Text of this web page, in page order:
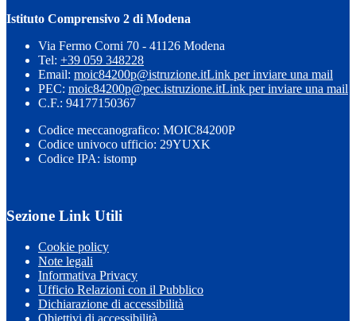
Istituto Comprensivo 2 di Modena
Via Fermo Corni 70 - 41126 Modena
Tel: +39 059 348228
Email: moic84200p@istruzione.itLink per inviare una mail
PEC: moic84200p@pec.istruzione.itLink per inviare una mail
C.F.: 94177150367
Codice meccanografico: MOIC84200P
Codice univoco ufficio: 29YUXK
Codice IPA: istomp
Sezione Link Utili
Cookie policy
Note legali
Informativa Privacy
Ufficio Relazioni con il Pubblico
Dichiarazione di accessibilità
Obiettivi di accessibilità